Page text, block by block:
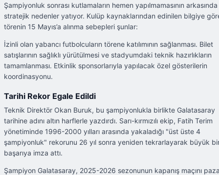
Şampiyonluk sonrası kutlamaların hemen yapılmamasının arkasında
stratejik nedenler yatıyor. Kulüp kaynaklarından edinilen bilgiye
törenin 15 Mayıs’a alınma sebepleri şunlar:
İzinli olan yabancı futbolcuların törene katılımının sağlanması. Bilet
satışlarının sağlıklı yürütülmesi ve stadyumdaki teknik hazırlıkların
tamamlanması. Etkinlik sponsorlarıyla yapılacak özel gösterilerin
koordinasyonu.
Tarihi Rekor Egale Edildi
Teknik Direktör Okan Buruk, bu şampiyonlukla birlikte Galatasaray
tarihine adını altın harflerle yazdırdı. Sarı-kırmızılı ekip, Fatih Terim
yönetiminde 1996-2000 yılları arasında yakaladığı "üst üste 4
şampiyonluk" rekorunu 26 yıl sonra yeniden tekrarlayarak büyük
başarıya imza attı.
Şampiyon Galatasaray, 2025-2026 sezonunun kapanış maçını